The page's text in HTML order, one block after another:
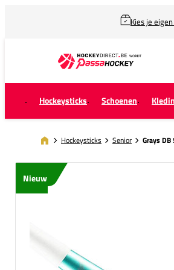
Kies je
Hockeysticks Schoenen
Hockeysticks Senior Grays DB
Nieuw